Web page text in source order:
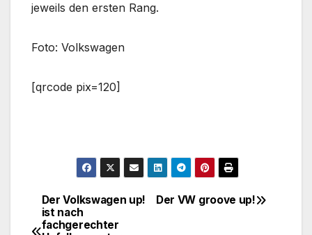
jeweils den ersten Rang.
Foto: Volkswagen
[qrcode pix=120]
Beitragsnavigation
Der VW groove up!
Der Volkswagen up!
ist nach
fachgerechter